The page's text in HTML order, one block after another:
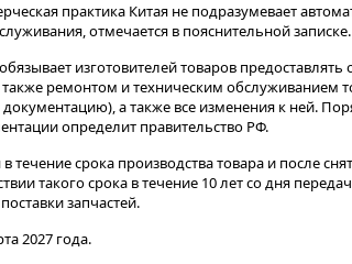
практика Китая не подразумевает
отмечается в пояснительной записке.
изготовителей товаров
ремонтом и техническим обслуживанием
а также все изменения к ней.
определит правительство РФ.
течение срока производства товара и после
такого срока в течение 10 лет со дня
запчастей.
2027 года.